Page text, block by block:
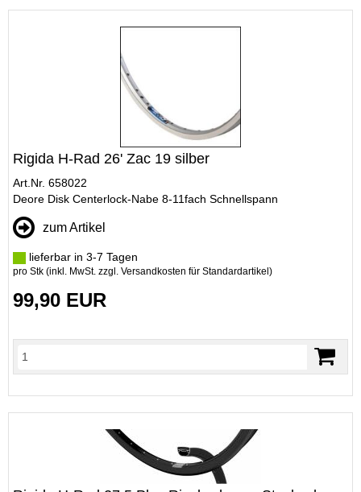
Rigida H-Rad 26' Zac 19 silber
Art.Nr. 658022
Deore Disk Centerlock-Nabe 8-11fach Schnellspann
zum Artikel
lieferbar in 3-7 Tagen
pro Stk (inkl. MwSt. zzgl. Versandkosten für Standardartikel )
99,90 EUR